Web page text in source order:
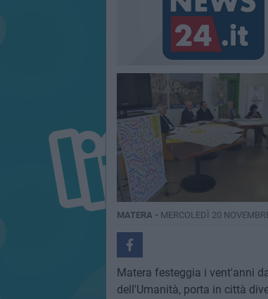
MATERA - MERCOLEDÌ 20
Matera festeggia i vent'anni
dell'Umanità, porta in città